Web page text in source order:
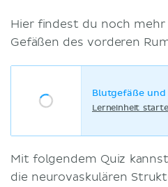
Hier findest du noch
Gefäßen des vorderen
Blutgefäße
Lerneinheit
Mit folgendem Quiz
die neurovaskulären